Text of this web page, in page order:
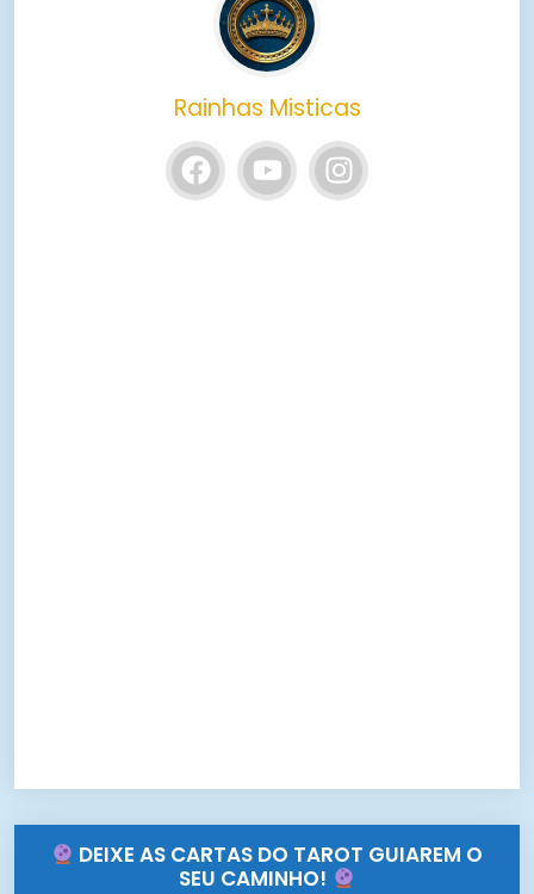
Rainhas Misticas
DEIXE AS CARTAS DO TAROT GUIAREM O
SEU CAMINHO!